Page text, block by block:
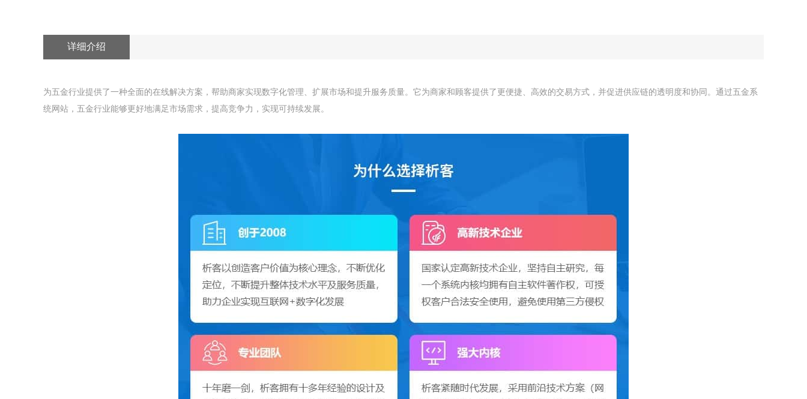
详细介绍
为五金行业提供了一种全面的在线解决方案，帮助商家实现数字化管理、扩展市场和提升服务质量。它为商家和顾客提供了更便捷、高效的交易方式，并促进供应链的透明度和协同。通过五金系
统网站，五金行业能够更好地满足市场需求，提高竞争力，实现可持续发展。